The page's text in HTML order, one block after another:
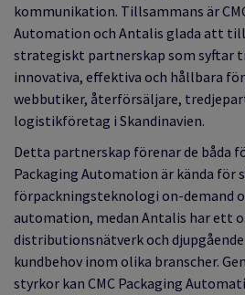
kommunikation. Tillsammans är
Automation och Antalis glada att
strategiskt partnerskap som syftar
innovativa, effektiva och hållbara
webbutiker, återförsäljare,
logistikföretag i Skandinavien.
Detta partnerskap förenar de båda
Packaging Automation är kända för
förpackningsteknologi on-demand
automation, medan Antalis har ett
distributionsnätverk och
kundbehov inom olika branscher.
styrkor kan CMC Packaging